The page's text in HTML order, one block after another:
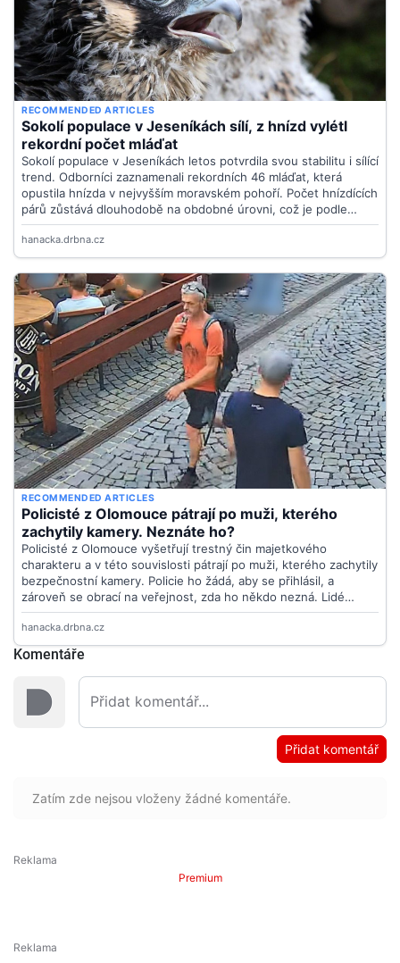
Komentáře
Přidat komentář
Zatím zde nejsou vloženy žádné komentáře.
Premium